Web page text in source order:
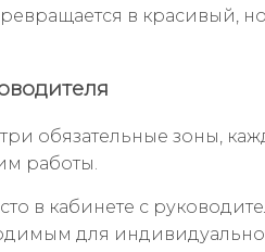
в красивый, но
обязательные зоны,
работы.
в кабинете с
для